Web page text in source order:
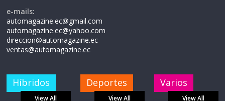
e-mails:
automagazine.ec@gmail.com
automagazine.ec@yahoo.com
direccion@automagazine.ec
ventas@automagazine.ec
Híbridos
View All
Deportes
View All
Varios
View All